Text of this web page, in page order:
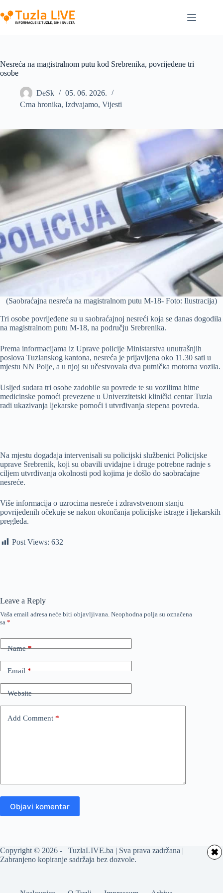
to
content
Nesreća na magistralnom putu kod Srebrenika, povrijeđene tri
osobe
DeSk
05. 06. 2026.
Crna hronika, Izdvajamo, Vijesti
(Saobraćajna nesreća na magistralnom putu M-18- Foto: Ilustracija)
Tri osobe povrijeđene su u saobraćajnoj nesreći koja se danas dogodila
na magistralnom putu M-18, na području Srebrenika.
Prema informacijama iz Uprave policije Ministarstva unutrašnjih
poslova Tuzlanskog kantona, nesreća je prijavljena oko 11.30 sati u
mjestu NN Polje, a u njoj su učestvovala dva putnička motorna vozila.
Usljed sudara tri osobe zadobile su povrede te su vozilima hitne
medicinske pomoći prevezene u Univerzitetski klinički centar Tuzla
radi ukazivanja ljekarske pomoći i utvrđivanja stepena povreda.
Na mjestu događaja intervenisali su policijski službenici Policijske
uprave Srebrenik, koji su obavili uviđajne i druge potrebne radnje s
ciljem utvrđivanja okolnosti pod kojima je došlo do saobraćajne
nesreće.
Više informacija o uzrocima nesreće i zdravstvenom stanju
povrijeđenih očekuje se nakon okončanja policijske istrage i ljekarskih
pregleda.
Post Views: 632
Leave a Reply
Vaša email adresa neće biti objavljivana. Neophodna polja su označena
sa *
Name*
Email*
Website
Add Comment *
Objavi komentar
Copyright © 2026 - TuzlaLIVE.ba | Sva prava zadržana |
Zabranjeno kopiranje sadržaja bez dozvole.
✖